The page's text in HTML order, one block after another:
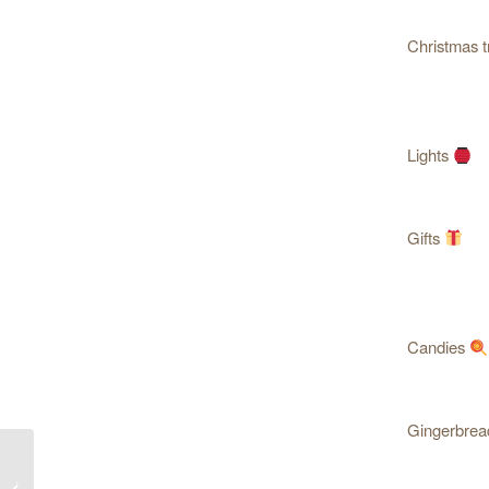
Christmas
Lights
Gifts
Candies